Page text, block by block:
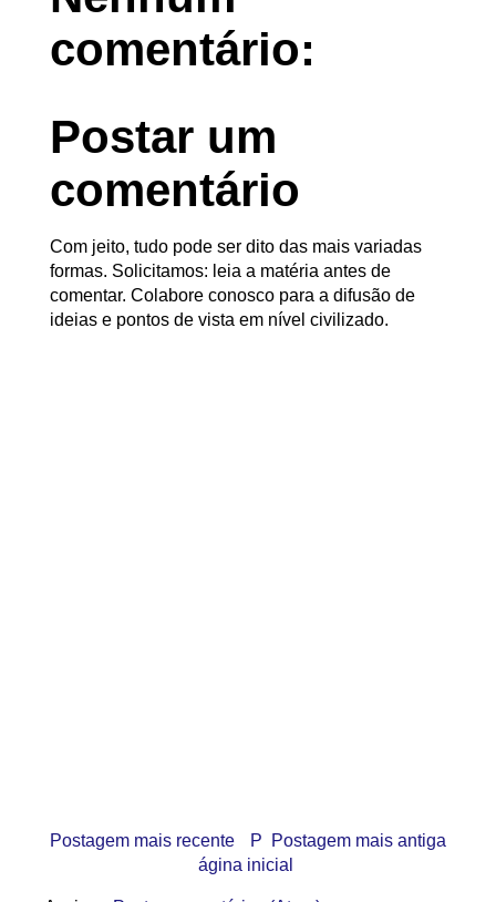
comentário:
Postar um
comentário
Com jeito, tudo pode ser dito das mais variadas
formas. Solicitamos: leia a matéria antes de
comentar. Colabore conosco para a difusão de
ideias e pontos de vista em nível civilizado.
Postagem mais recente Postagem mais antiga
P
ágina inicial